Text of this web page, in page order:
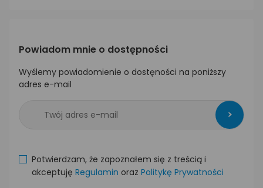
Powiadom mnie o dostępności
Wyślemy powiadomienie o dostęności na poniższy
adres e-mail
>
Potwierdzam, że zapoznałem się z treścią i
akceptuję Regulamin oraz Politykę Prywatności